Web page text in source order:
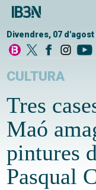
Divendres, 07 d'agost
CULTURA
Tres
Maó
pintures
Pasqual